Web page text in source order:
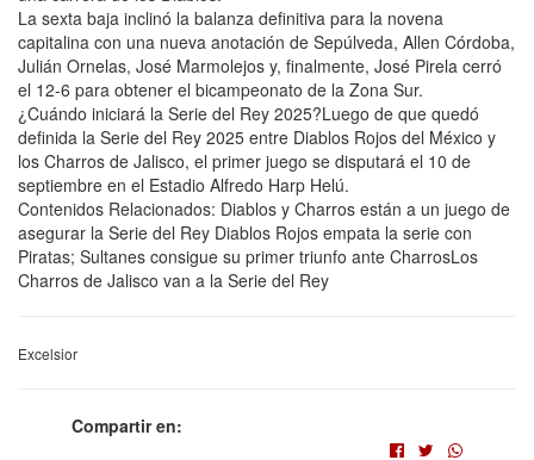
La sexta baja inclinó la balanza definitiva para la novena
capitalina con una nueva anotación de Sepúlveda, Allen Córdoba,
Julián Ornelas, José Marmolejos y, finalmente, José Pirela cerró
el 12-6 para obtener el bicampeonato de la Zona Sur.
¿Cuándo iniciará la Serie del Rey 2025?Luego de que quedó
definida la Serie del Rey 2025 entre Diablos Rojos del México y
los Charros de Jalisco, el primer juego se disputará el 10 de
septiembre en el Estadio Alfredo Harp Helú.
Contenidos Relacionados: Diablos y Charros están a un juego de
asegurar la Serie del Rey Diablos Rojos empata la serie con
Piratas; Sultanes consigue su primer triunfo ante CharrosLos
Charros de Jalisco van a la Serie del Rey
Excelsior
Compartir en: